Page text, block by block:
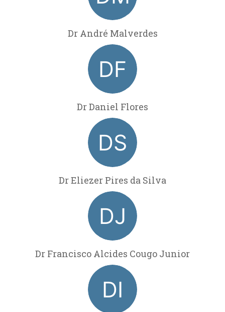
Dr André Malverdes
Dr Daniel Flores
Dr Eliezer Pires da Silva
Dr Francisco Alcides Cougo Junior